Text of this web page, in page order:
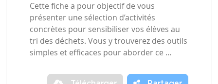
Cette fiche a pour objectif de vous
présenter une sélection d’activités
concrètes pour sensibiliser vos élèves au
tri des déchets. Vous y trouverez des outils
simples et efficaces pour aborder ce …